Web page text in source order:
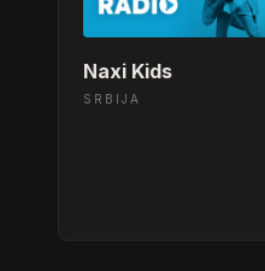
Naxi Kids
SRBIJA